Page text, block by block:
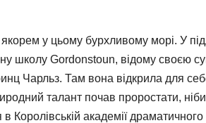
у цьому бурхливому морі. У
школу Gordonstoun, відому своєю
Чарльз. Там вона відкрила для
талант почав проростати,
Королівській академії